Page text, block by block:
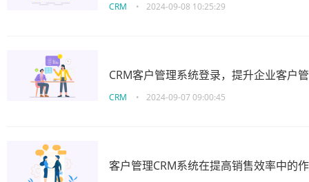
CRM • 2024-09-08 10:25:29
CRM客户管理系统登录，提升企业客户
CRM • 2024-09-07 09:00:45
客户管理CRM系统在提高销售效率中的